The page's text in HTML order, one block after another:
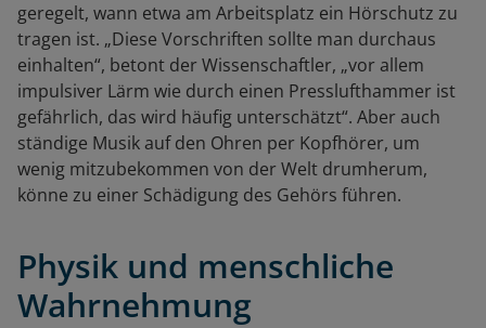
geregelt, wann etwa am Arbeitsplatz ein Hörschutz zu
tragen ist. „Diese Vorschriften sollte man durchaus
einhalten“, betont der Wissenschaftler, „vor allem
impulsiver Lärm wie durch einen Presslufthammer ist
gefährlich, das wird häufig unterschätzt“. Aber auch
ständige Musik auf den Ohren per Kopfhörer, um
wenig mitzubekommen von der Welt drumherum,
könne zu einer Schädigung des Gehörs führen.
Physik und menschliche
Wahrnehmung